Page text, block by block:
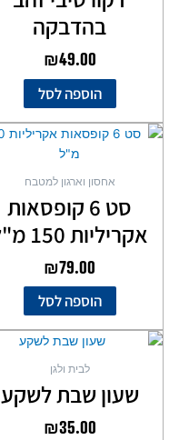
בהדבקה
₪49.00
הוספה לסל
אחסון וארגון למטבח
סט 6 קופסאות
אקריליות 150 מ"ל
₪79.00
הוספה לסל
לבית ולגן
שעון שבת לשקע
₪35.00